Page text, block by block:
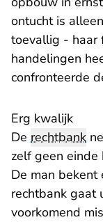
ontucht is
toevallig - haar
handelingen
confronteerde
Erg kwalijk
De rechtbank
zelf geen einde
De man bekent
rechtbank gaat
voorkomend